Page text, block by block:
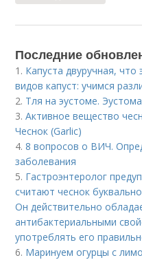
Последние
1. Капуста двуручная,
видов капуст: учимся
2. Тля на эустоме.
3.Активное вещество
Чеснок (Garlic)
4.8 вопросов о ВИЧ.
заболевания
5. Гастроэнтеролог
считают чеснок
Он действительно
антибактериальными
употреблять его
6. Маринуем огурцы с